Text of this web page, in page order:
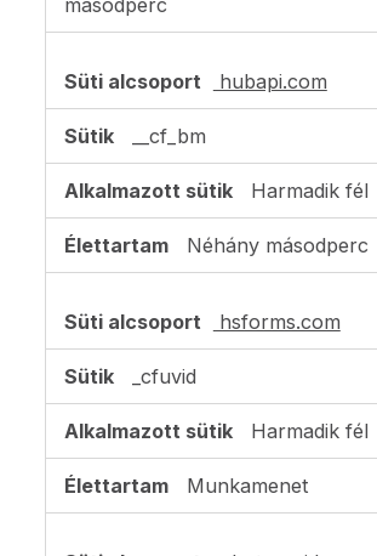
hubapi.com
__cf_bm
Harmadik fél
Néhány másodperc
hsforms.com
_cfuvid
Harmadik fél
Munkamenet